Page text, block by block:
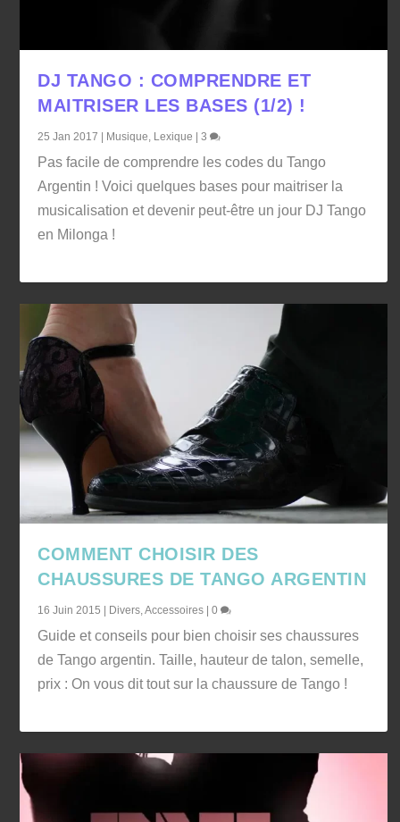
DJ TANGO : COMPRENDRE ET
MAITRISER LES BASES (1/2) !
25 Jan 2017 | Musique, Lexique |3
Pas facile de comprendre les codes du Tango
Argentin ! Voici quelques bases pour maitriser la
musicalisation et devenir peut-être un jour DJ Tango
en Milonga !
COMMENT CHOISIR DES
CHAUSSURES DE TANGO ARGENTIN
16 Juin 2015 Divers,Accessoires |0
Guide et conseils pour bien choisir ses chaussures
de Tango argentin. Taille, hauteur de talon, semelle,
prix : On vous dit tout sur la chaussure de Tango !